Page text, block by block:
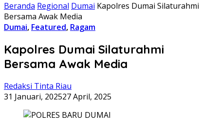
Beranda Regional Dumai Kapolres Dumai Silaturahmi
Bersama Awak Media
Dumai, Featured, Ragam
Kapolres Dumai Silaturahmi
Bersama Awak Media
Redaksi Tinta Riau
31 Januari, 202527 April, 2025